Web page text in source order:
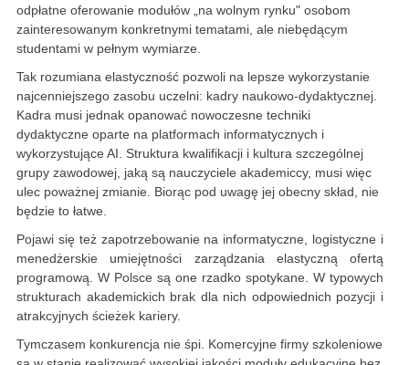
odpłatne oferowanie modułów „na wolnym rynku" osobom
zainteresowanym konkretnymi tematami, ale niebędącym
studentami w pełnym wymiarze.
Tak rozumiana elastyczność pozwoli na lepsze wykorzystanie
najcenniejszego zasobu uczelni: kadry naukowo-dydaktycznej.
Kadra musi jednak opanować nowoczesne techniki
dydaktyczne oparte na platformach informatycznych i
wykorzystujące AI. Struktura kwalifikacji i kultura szczególnej
grupy zawodowej, jaką są nauczyciele akademiccy, musi więc
ulec poważnej zmianie. Biorąc pod uwagę jej obecny skład, nie
będzie to łatwe.
Pojawi się też zapotrzebowanie na informatyczne, logistyczne i
menedżerskie umiejętności zarządzania elastyczną ofertą
programową. W Polsce są one rzadko spotykane. W typowych
strukturach akademickich brak dla nich odpowiednich pozycji i
atrakcyjnych ścieżek kariery.
Tymczasem konkurencja nie śpi. Komercyjne firmy szkoleniowe